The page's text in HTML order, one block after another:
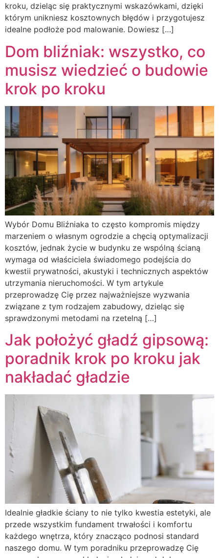
kroku, dzieląc się praktycznymi wskazówkami, dzięki
którym unikniesz kosztownych błędów i przygotujesz
idealne podłoże pod malowanie. Dowiesz […]
Dom bliźniak: wszystko, co
musisz wiedzieć o budowie
krok po kroku
Wybór Domu Bliźniaka to często kompromis między
marzeniem o własnym ogrodzie a chęcią optymalizacji
kosztów, jednak życie w budynku ze wspólną ścianą
wymaga od właściciela świadomego podejścia do
kwestii prywatności, akustyki i technicznych aspektów
utrzymania nieruchomości. W tym artykule
przeprowadzę Cię przez najważniejsze wyzwania
związane z tym rodzajem zabudowy, dzieląc się
sprawdzonymi metodami na rzetelną […]
Jak położyć gładź gipsową:
poradnik krok po kroku jak
nakładać gładzie
Idealnie gładkie ściany to nie tylko kwestia estetyki, ale
przede wszystkim fundament trwałości i komfortu
każdego wnętrza, który znacząco podnosi standard
naszego domu. W tym poradniku przeprowadzę Cię